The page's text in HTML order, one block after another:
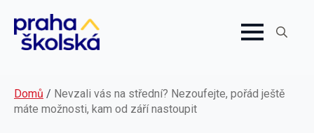
Domů / Nevzali vás na střední? Nezoufejte, pořád ještě
máte možnosti, kam od září nastoupit